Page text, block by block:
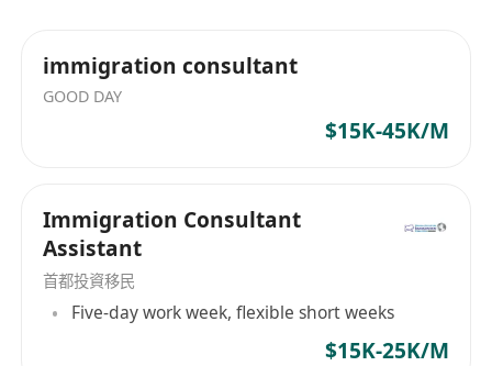
意度及業務貢獻度發放季度／年度花紅，另設明
確佣金計算方式激勵成果。
完善休假安排：享有14天年假、生日假、特別事
彈性工時與遠距支援：允許混合工作模式，包括
辦公室坐班、在家工作及外出服務，提升工作自
主性與生活平衡。
穩定職涯發展平臺：SME公司擁有成熟客源網絡
immigration consultant
GOOD DAY
$15K-45K/M
Immigration Consultant
Assistant
首都投資移民
Five-day work week, flexible short weeks
$15K-25K/M